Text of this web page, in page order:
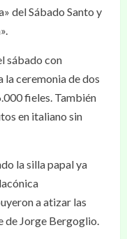
del Sábado Santo y
sábado con
la ceremonia de dos
fieles. También
en italiano sin
la silla papal ya
a atizar las
de Jorge Bergoglio.